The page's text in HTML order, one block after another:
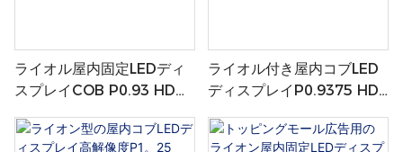
ライオル屋内固定LEDディ
スプレイCOB P0.93 HDス
ライオル付き屋内コブLED
ディスプレイP0.9375 HD